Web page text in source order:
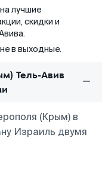
лучшие
скидки и
в выходные.
Тель-Авив
(Крым) в
Израиль двумя